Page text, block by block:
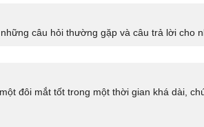
câu hỏi thường gặp và câu trả lời cho
đôi mắt tốt trong một thời gian khá dài,